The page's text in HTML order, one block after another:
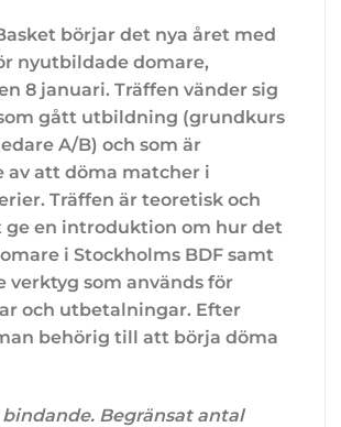
börjar det nya året med
nyutbildade domare,
8 januari. Träffen vänder sig
gått utbildning (grundkurs
A/B) och som är
av att döma matcher i
Träffen är teoretisk och
en introduktion om hur det
i Stockholms BDF samt
verktyg som används för
och utbetalningar. Efter
behörig till att börja döma
Begränsat antal